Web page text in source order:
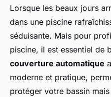
Quels sont les
choisir une
système de
automatique?
Capucine• 7 octobre 2024• 7
Lorsque les beaux jours
dans une piscine
séduisante. Mais pour
piscine, il est essentiel de
couverture automatique
moderne et pratique,
protéger votre bassin